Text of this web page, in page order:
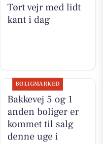
Tørt vejr med lidt
kant i dag
BOLIGMARKED
Bakkevej 5 og 1
anden boliger er
kommet til salg
denne uge i